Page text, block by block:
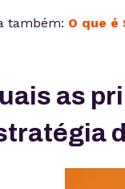
também: O que é
as